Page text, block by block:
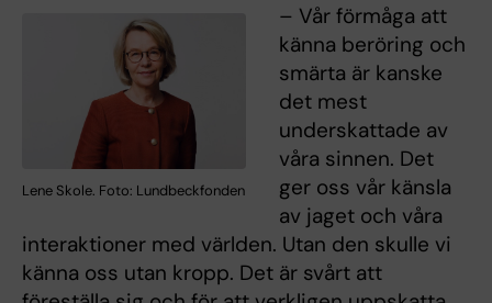
Lene Skole. Foto: Lundbeckfonden
– Vår förmåga att
känna beröring och
smärta är kanske
det mest
underskattade av
våra sinnen. Det
ger oss vår känsla
av jaget och våra
interaktioner med världen. Utan den skulle vi
känna oss utan kropp. Det är svårt att